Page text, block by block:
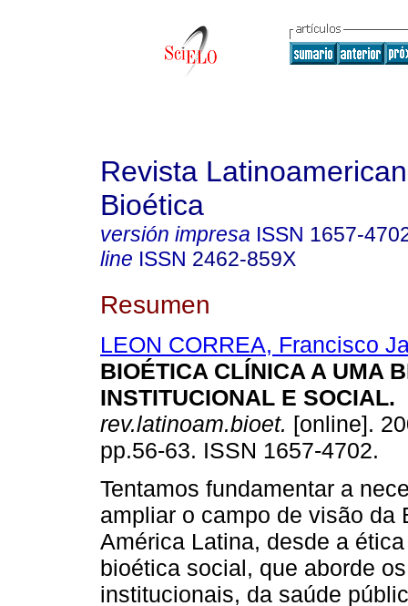
Revista
Bioética
versión impresa ISSN 1657-
line ISSN 2462-859X
Resumen
LEON CORREA, Francisco
BIOÉTICA CLÍNICA A UMA
INSTITUCIONAL E SOCIAL.
rev.latinoam.bioet. [online].
pp.56-63. ISSN 1657-4702.
Tentamos fundamentar a
ampliar o campo de visão da
América Latina, desde a
bioética social, que aborde
institucionais, da saúde